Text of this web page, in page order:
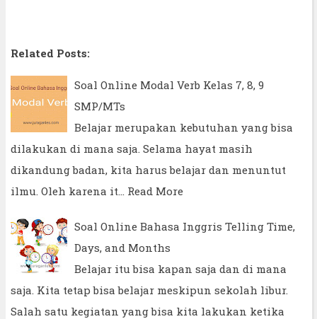
Related Posts:
Soal Online Modal Verb Kelas 7, 8, 9
SMP/MTs
Belajar merupakan kebutuhan yang bisa
dilakukan di mana saja. Selama hayat masih
dikandung badan, kita harus belajar dan menuntut
ilmu. Oleh karena it…
Read More
Soal Online Bahasa Inggris Telling Time,
Days, and Months
Belajar itu bisa kapan saja dan di mana
saja. Kita tetap bisa belajar meskipun sekolah libur.
Salah satu kegiatan yang bisa kita lakukan ketika